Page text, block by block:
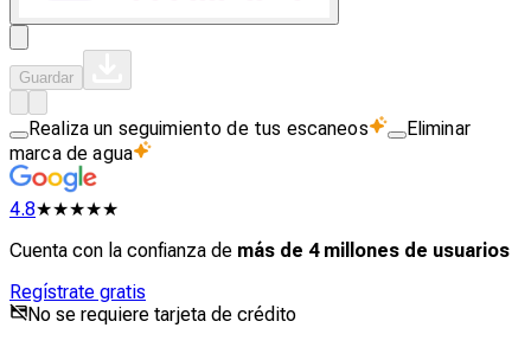
Guardar
Realiza un seguimiento de tus escaneos
Eliminar
marca de agua
4.8★★★★★
Cuenta con la confianza de más de 4 millones de usuarios
Regístrate gratis
No se requiere tarjeta de crédito